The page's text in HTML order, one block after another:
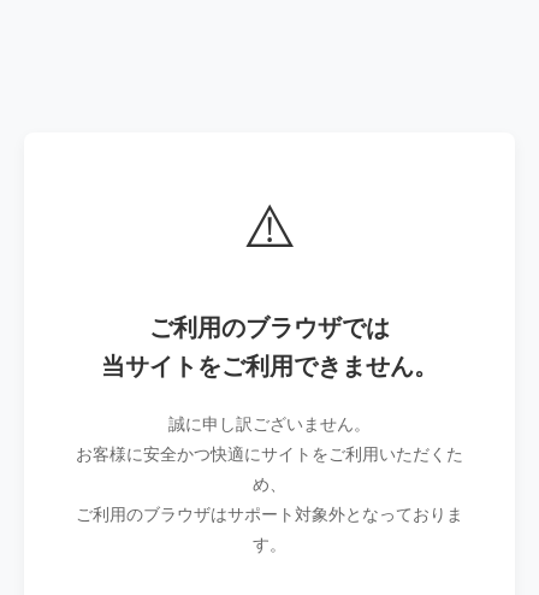
⚠️
ご利用のブラウザでは
当サイトをご利用できません。
誠に申し訳ございません。
お客様に安全かつ快適にサイトをご利用いただくた
め、
ご利用のブラウザはサポート対象外となっておりま
す。